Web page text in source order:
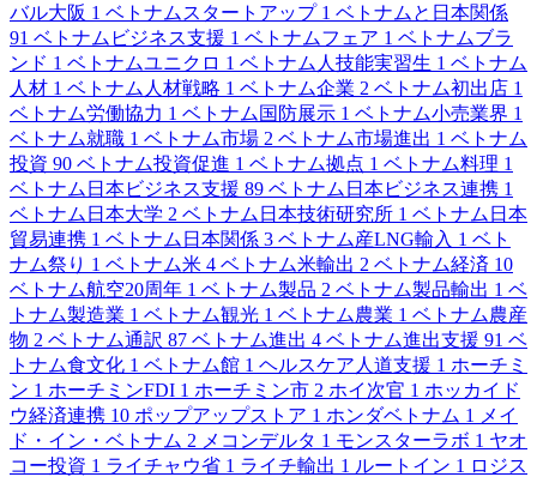
バル大阪 1 ベトナムスタートアップ 1 ベトナムと日本関係
91 ベトナムビジネス支援 1 ベトナムフェア 1 ベトナムブラ
ンド 1 ベトナムユニクロ 1 ベトナム人技能実習生 1 ベトナム
人材 1 ベトナム人材戦略 1 ベトナム企業 2 ベトナム初出店 1
ベトナム労働協力 1 ベトナム国防展示 1 ベトナム小売業界 1
ベトナム就職 1 ベトナム市場 2 ベトナム市場進出 1 ベトナム
投資 90 ベトナム投資促進 1 ベトナム拠点 1 ベトナム料理 1
ベトナム日本ビジネス支援 89 ベトナム日本ビジネス連携 1
ベトナム日本大学 2 ベトナム日本技術研究所 1 ベトナム日本
貿易連携 1 ベトナム日本関係 3 ベトナム産LNG輸入 1 ベト
ナム祭り 1 ベトナム米 4 ベトナム米輸出 2 ベトナム経済 10
ベトナム航空20周年 1 ベトナム製品 2 ベトナム製品輸出 1 ベ
トナム製造業 1 ベトナム観光 1 ベトナム農業 1 ベトナム農産
物 2 ベトナム通訳 87 ベトナム進出 4 ベトナム進出支援 91 ベ
トナム食文化 1 ベトナム館 1 ヘルスケア人道支援 1 ホーチミ
ン 1 ホーチミンFDI 1 ホーチミン市 2 ホイ次官 1 ホッカイド
ウ経済連携 10 ポップアップストア 1 ホンダベトナム 1
メイ
ド・イン・ベトナム 2 メコンデルタ 1 モンスターラボ 1 ヤオ
コー投資 1 ライチャウ省 1 ライチ輸出 1 ルートイン 1 ロジス